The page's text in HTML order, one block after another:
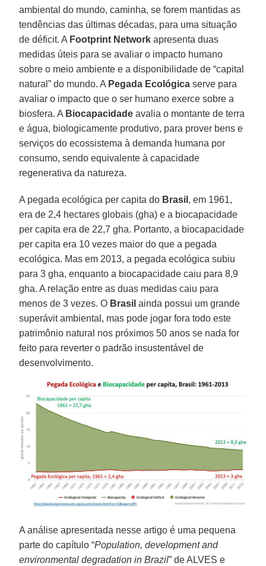
ambiental do mundo, caminha, se forem mantidas as
tendências das últimas décadas, para uma situação
de déficit. A Footprint Network apresenta duas
medidas úteis para se avaliar o impacto humano
sobre o meio ambiente e a disponibilidade de “capital
natural” do mundo. A Pegada Ecológica serve para
avaliar o impacto que o ser humano exerce sobre a
biosfera. A Biocapacidade avalia o montante de terra
e água, biologicamente produtivo, para prover bens e
serviços do ecossistema à demanda humana por
consumo, sendo equivalente à capacidade
regenerativa da natureza.
A pegada ecológica per capita do Brasil , em 1961,
era de 2,4 hectares globais (gha) e a biocapacidade
per capita era de 22,7 gha. Portanto, a biocapacidade
per capita era 10 vezes maior do que a pegada
ecológica. Mas em 2013, a pegada ecológica subiu
para 3 gha, enquanto a biocapacidade caiu para 8,9
gha. A relação entre as duas medidas caiu para
menos de 3 vezes. O Brasil ainda possui um grande
superávit ambiental, mas pode jogar fora todo este
patrimônio natural nos próximos 50 anos se nada for
feito para reverter o padrão insustentável de
desenvolvimento.
A análise apresentada nesse artigo é uma pequena
parte do capítulo “Population, development and
environmental degradation in Brazil” de ALVES e